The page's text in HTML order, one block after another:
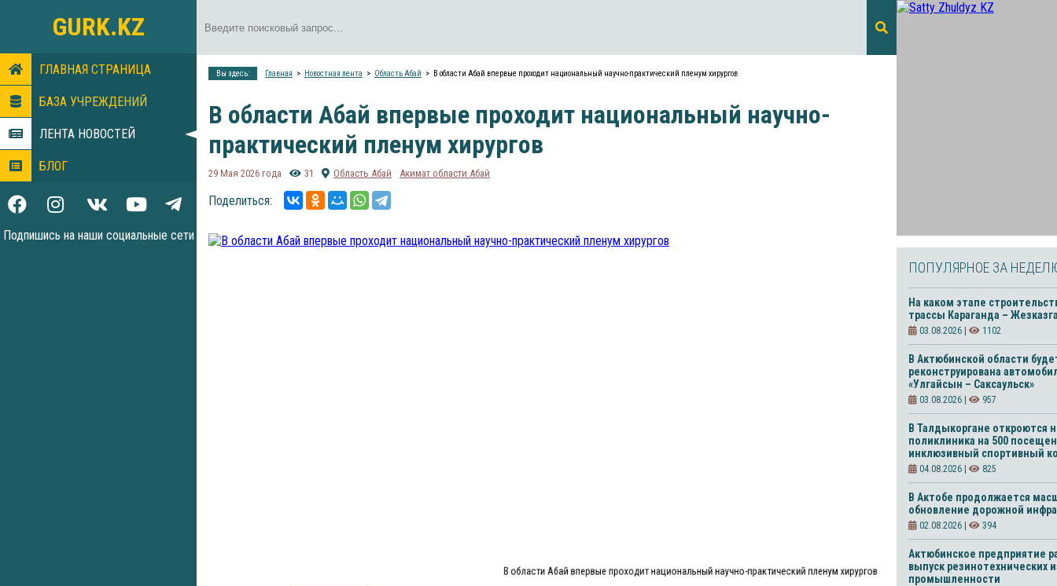
GURK.KZ
ГЛАВНАЯ СТРАНИЦА
БАЗА УЧРЕЖДЕНИЙ
ЛЕНТА НОВОСТЕЙ
БЛОГ
Подпишись на наши социальные сети
Вы здесь: Главная Новостная лента Область Абай В области Абай впервые проходит национальный научно-практический пленум хирургов
В области Абай впервые проходит национальный научно-
практический пленум хирургов
29 Мая 2026 года 31 Область Абай Акимат области Абай
Поделиться:
В области Абай впервые проходит национальный научно-практический пленум хирургов
ПОПУЛЯРНОЕ ЗА
На каком этапе
трассы Караганда –
03.08.2026 | 1102
В Актюбинской области
реконструирована
«Улгайсын – Саксаульск»
03.08.2026 | 957
В Талдыкоргане откроются
поликлиника на 500
инклюзивный спортивный
04.08.2026 | 825
В Актобе продолжается
обновление дорожной
02.08.2026 | 394
Актюбинское предприятие
выпуск резинотехнических
промышленности